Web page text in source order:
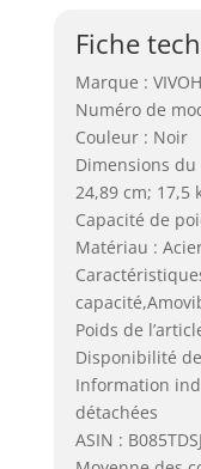
Fiche
Marque :
Numéro de
Couleur : Noir
Dimensions du
24,89 cm; 17,5
Capacité de
Matériau :
Poids de
Disponibilité
Information
détachées
ASIN :